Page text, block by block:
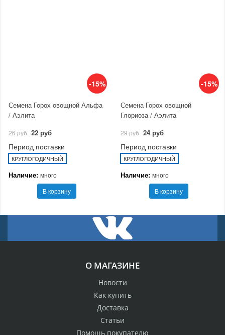
-15%
Семена Горох овощной Альфа
/ Аэлита
26 руб 22 руб
Период поставки
КРУГЛОГОДИЧНЫЙ
Наличие: много
В корзину
-15%
Семена Горох овощной
Глориоза / Аэлита
29 руб 24 руб
Период поставки
КРУГЛОГОДИЧНЫЙ
Наличие: много
В корзину
О МАГАЗИНЕ
Новости
Как купить
Доставка
Статьи
Помощь покупателю